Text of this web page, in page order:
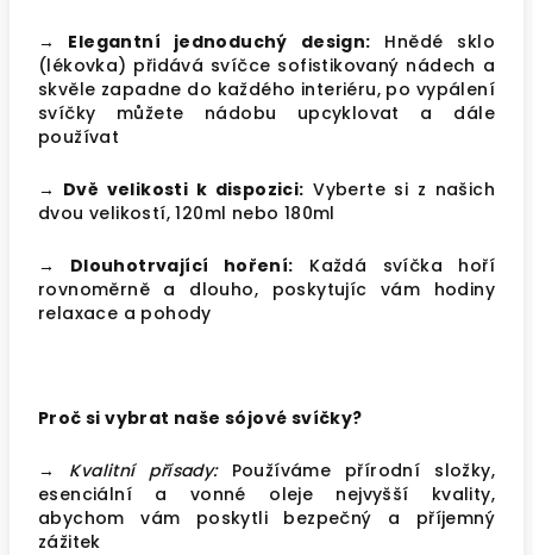
→ Elegantní jednoduchý design: Hnědé sklo
(lékovka) přidává svíčce sofistikovaný nádech a
skvěle zapadne do každého interiéru, po vypálení
svíčky můžete nádobu upcyklovat a dále
používat
→ Dvě velikosti k dispozici: Vyberte si z našich
dvou velikostí, 120ml nebo 180ml
→ Dlouhotrvající hoření: Každá svíčka hoří
rovnoměrně a dlouho, poskytujíc vám hodiny
relaxace a pohody
Proč si vybrat naše sójové svíčky?
→ Kvalitní přísady:Používáme přírodní složky,
esenciální a vonné oleje nejvyšší kvality,
abychom vám poskytli bezpečný a příjemný
zážitek